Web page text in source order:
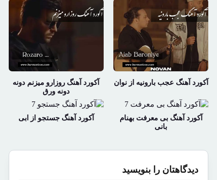
آکورد آهنگ عجب بارونیه از نوان
آکورد آهنگ روزارو میزنم دونه
دونه ورق
آکورد آهنگ بی معرفت بهنام
بانی
آکورد آهنگ جستجو از ابی
دیدگاهتان را بنویسید